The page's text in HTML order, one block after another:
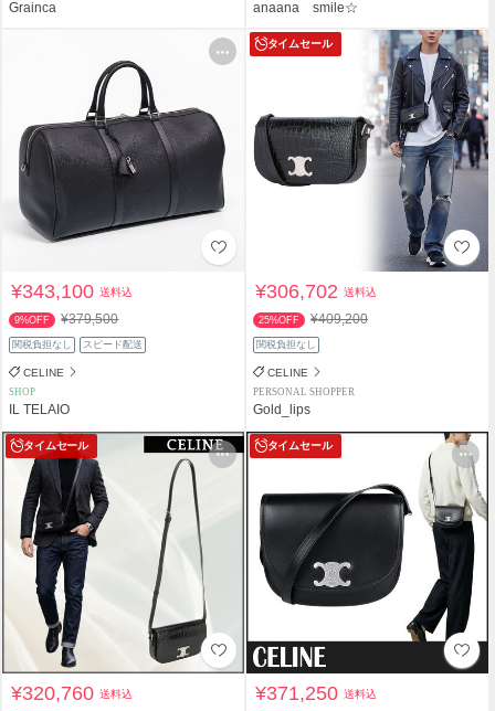
Grainca anaana smile☆
¥343,100送料込
9%OFF ¥379,500
関税負担なし スピード配送
CELINE
SHOP
IL TELAIO
タイムセール
¥306,702送料込
25%OFF ¥409,200
関税負担なし
CELINE
PERSONAL SHOPPER
Gold_lips
タイムセール
¥320,760送料込
タイムセール
¥371,250送料込